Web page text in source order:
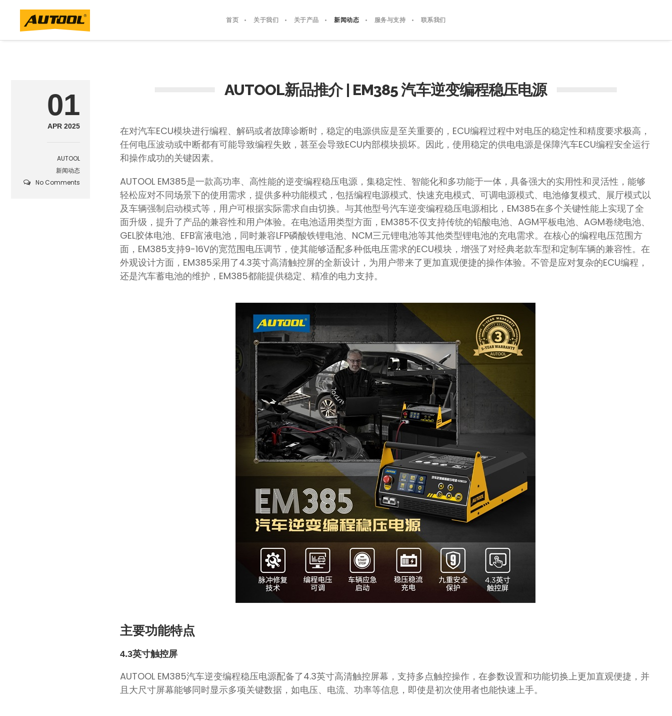
首页 关于我们 关于产品 新闻动态 服务与支持 联系我们
01
APR 2025
AUTOOL
新闻动态
No Comments
AUTOOL新品推介 | EM385 汽车逆变编程稳压电源
在对汽车ECU模块进行编程、解码或者故障诊断时，稳定的电源供应是至关重要的，ECU编程过程中对电压的稳定性和精度要求极高，
任何电压波动或中断都有可能导致编程失败，甚至会导致ECU内部模块损坏。因此，使用稳定的供电电源是保障汽车ECU编程安全运行
和操作成功的关键因素。
AUTOOL EM385是一款高功率、高性能的逆变编程稳压电源，集稳定性、智能化和多功能于一体，具备强大的实用性和灵活性，能够
轻松应对不同场景下的使用需求，提供多种功能模式，包括编程电源模式、快速充电模式、可调电源模式、电池修复模式、展厅模式以
及车辆强制启动模式等，用户可根据实际需求自由切换。与其他型号汽车逆变编程稳压电源相比，EM385在多个关键性能上实现了全
面升级，提升了产品的兼容性和用户体验。在电池适用类型方面，EM385不仅支持传统的铅酸电池、AGM平板电池、AGM卷绕电池、
GEL胶体电池、EFB富液电池，同时兼容LFP磷酸铁锂电池、NCM三元锂电池等其他类型锂电池的充电需求。在核心的编程电压范围方
面，EM385支持9-16V的宽范围电压调节，使其能够适配多种低电压需求的ECU模块，增强了对经典老款车型和定制车辆的兼容性。在
外观设计方面，EM385采用了4.3英寸高清触控屏的全新设计，为用户带来了更加直观便捷的操作体验。不管是应对复杂的ECU编程，
还是汽车蓄电池的维护，EM385都能提供稳定、精准的电力支持。
主要功能特点
4.3英寸触控屏
AUTOOL EM385汽车逆变编程稳压电源配备了4.3英寸高清触控屏幕，支持多点触控操作，在参数设置和功能切换上更加直观便捷，并
且大尺寸屏幕能够同时显示多项关键数据，如电压、电流、功率等信息，即使是初次使用者也能快速上手。